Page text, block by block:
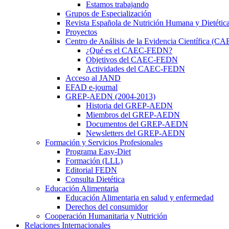
Estamos trabajando
Grupos de Especialización
Revista Española de Nutrición Humana y Dietética
Proyectos
Centro de Análisis de la Evidencia Científica
¿Qué es el CAEC-FEDN?
Objetivos del CAEC-FEDN
Actividades del CAEC-FEDN
Acceso al JAND
EFAD e-journal
GREP-AEDN (2004-2013)
Historia del GREP-AEDN
Miembros del GREP-AEDN
Documentos del GREP-AEDN
Newsletters del GREP-AEDN
Formación y Servicios Profesionales
Programa Easy-Diet
Formación (LLL)
Editorial FEDN
Consulta Dietética
Educación Alimentaria
Educación Alimentaria en salud y enfermedad
Derechos del consumidor
Cooperación Humanitaria y Nutrición
Relaciones Internacionales